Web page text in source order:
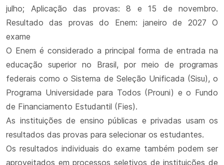
julho; Aplicação das provas: 8 e 15 de novembro.
Resultado das provas do Enem: janeiro de 2027 O
exame
O Enem é considerado a principal forma de entrada na
educação superior no Brasil, por meio de programas
federais como o Sistema de Seleção Unificada (Sisu), o
Programa Universidade para Todos (Prouni) e o Fundo
de Financiamento Estudantil (Fies).
As instituições de ensino públicas e privadas usam os
resultados das provas para selecionar os estudantes.
Os resultados individuais do exame também podem ser
aproveitados em processos seletivos de instituições de